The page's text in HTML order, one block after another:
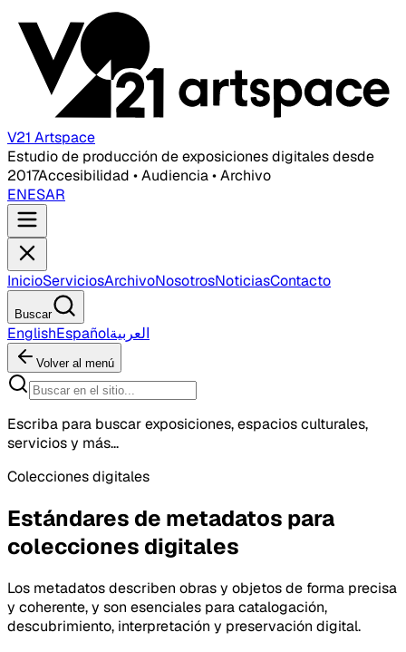
V21 Artspace
Estudio de producción de exposiciones digitales desde
2017Accesibilidad • Audiencia • Archivo
ENESAR
InicioServiciosArchivoNosotrosNoticiasContacto
Buscar
EnglishEspañolالعربية
Volver al menú
Escriba para buscar exposiciones, espacios culturales,
servicios y más...
Colecciones digitales
Estándares de metadatos para
colecciones digitales
Los metadatos describen obras y objetos de forma precisa
y coherente, y son esenciales para catalogación,
descubrimiento, interpretación y preservación digital.